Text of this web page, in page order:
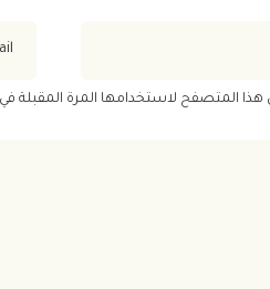
هذا المتصفح لاستخدامها المرة المقبلة